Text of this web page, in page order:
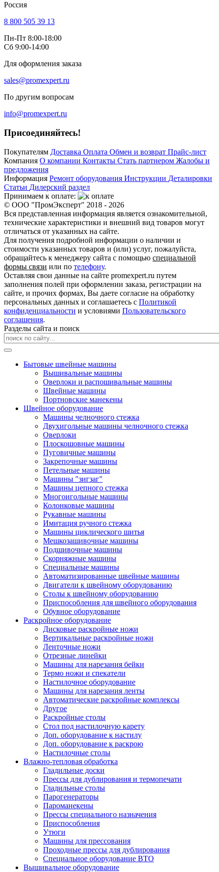
Россия
8 800 505 39 13
Пн-Пт 8:00-18:00
Сб 9:00-14:00
Для оформления заказа
sales@promexpert.ru
По другим вопросам
info@promexpert.ru
Присоединяйтесь!
Покупателям Доставка Оплата Обмен и возврат Прайс-лист
Компания О компании Контакты Стать партнером Жалобы и
предложения
Информация Ремонт оборудования Инструкции Деталировки
Статьи Дилерский раздел
Принимаем к оплате:
© ООО "ПромЭксперт" 2018 - 2026
Вся представленная информация является ознакомительной,
технические характеристики и внешний вид товаров могут
отличаться от указанных на сайте.
Для получения подробной информации о наличии и
стоимости указанных товаров и (или) услуг, пожалуйста,
обращайтесь к менеджеру сайта с помощью специальной
формы связи или по телефону.
Оставляя свои данные на сайте promexpert.ru путем
заполнения полей при оформлении заказа, регистрации на
сайте, и прочих формах, Вы даете согласие на обработку
персональных данных и соглашаетесь с Политикой
конфиденциальности и условиями Пользовательского
соглашения.
Разделы сайта и поиск
Бытовые швейные машины
Вышивальные машины
Оверлоки и распошивальные машины
Швейные машины
Портновские манекены
Швейное оборудование
Машины челночного стежка
Двухигольные машины челночного стежка
Оверлоки
Плоскошовные машины
Пуговичные машины
Закрепочные машины
Петельные машины
Машины "зигзаг"
Машины цепного стежка
Многоигольные машины
Колонковые машины
Рукавные машины
Имитация ручного стежка
Машины циклического шитья
Мешкозашивочные машины
Подшивочные машины
Скорняжные машины
Специальные машины
Автоматизированные швейные машины
Двигатели к швейному оборудованию
Столы к швейному оборудованию
Приспособления для швейного оборудования
Обувное оборудование
Раскройное оборудование
Дисковые раскройные ножи
Вертикальные раскройные ножи
Ленточные ножи
Отрезные линейки
Машины для нарезания бейки
Термо ножи и спекатели
Настилочное оборудование
Машины для нарезания ленты
Автоматические раскройные комплексы
Другое
Раскройные столы
Стол под настилочную карету
Доп. оборудование к настилу
Доп. оборудование к раскрою
Настилочные столы
Влажно-тепловая обработка
Гладильные доски
Прессы для дублирования и термопечати
Гладильные столы
Парогенераторы
Пароманекены
Прессы специального назначения
Приспособления
Утюги
Машины для прессования
Проходные прессы для дублирования
Специальное оборудование ВТО
Вышивальное оборудование